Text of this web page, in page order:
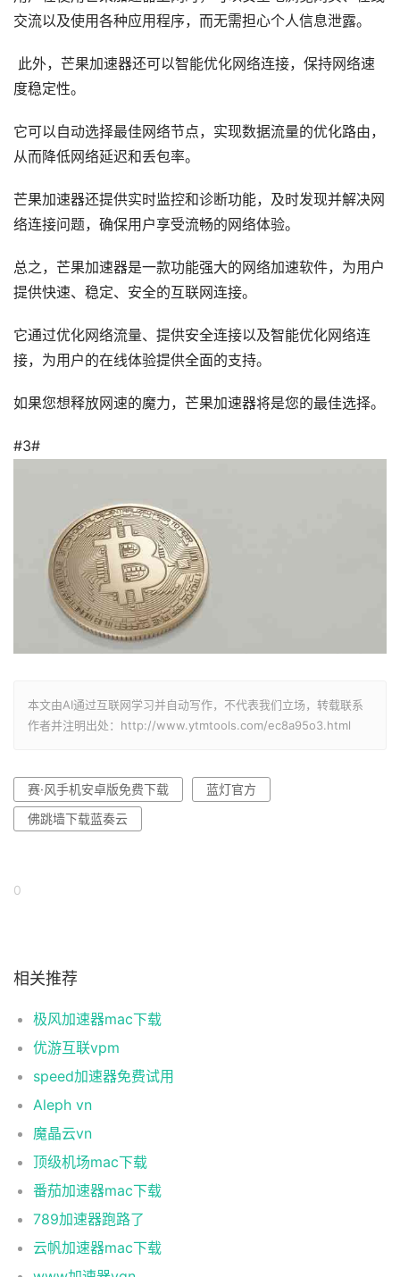
交流以及使用各种应用程序，而无需担心个人信息泄露。
此外，芒果加速器还可以智能优化网络连接，保持网络速
度稳定性。
它可以自动选择最佳网络节点，实现数据流量的优化路由，
从而降低网络延迟和丢包率。
芒果加速器还提供实时监控和诊断功能，及时发现并解决网
络连接问题，确保用户享受流畅的网络体验。
总之，芒果加速器是一款功能强大的网络加速软件，为用户
提供快速、稳定、安全的互联网连接。
它通过优化网络流量、提供安全连接以及智能优化网络连
接，为用户的在线体验提供全面的支持。
如果您想释放网速的魔力，芒果加速器将是您的最佳选择。
#3#
本文由AI通过互联网学习并自动写作，不代表我们立场，转载联系
作者并注明出处：http://www.ytmtools.com/ec8a95o3.html
赛·风手机安卓版免费下载
蓝灯官方
佛跳墙下载蓝奏云
0
相关推荐
极风加速器mac下载
优游互联vpm
speed加速器免费试用
Aleph vn
魔晶云vn
顶级机场mac下载
番茄加速器mac下载
789加速器跑路了
云帆加速器mac下载